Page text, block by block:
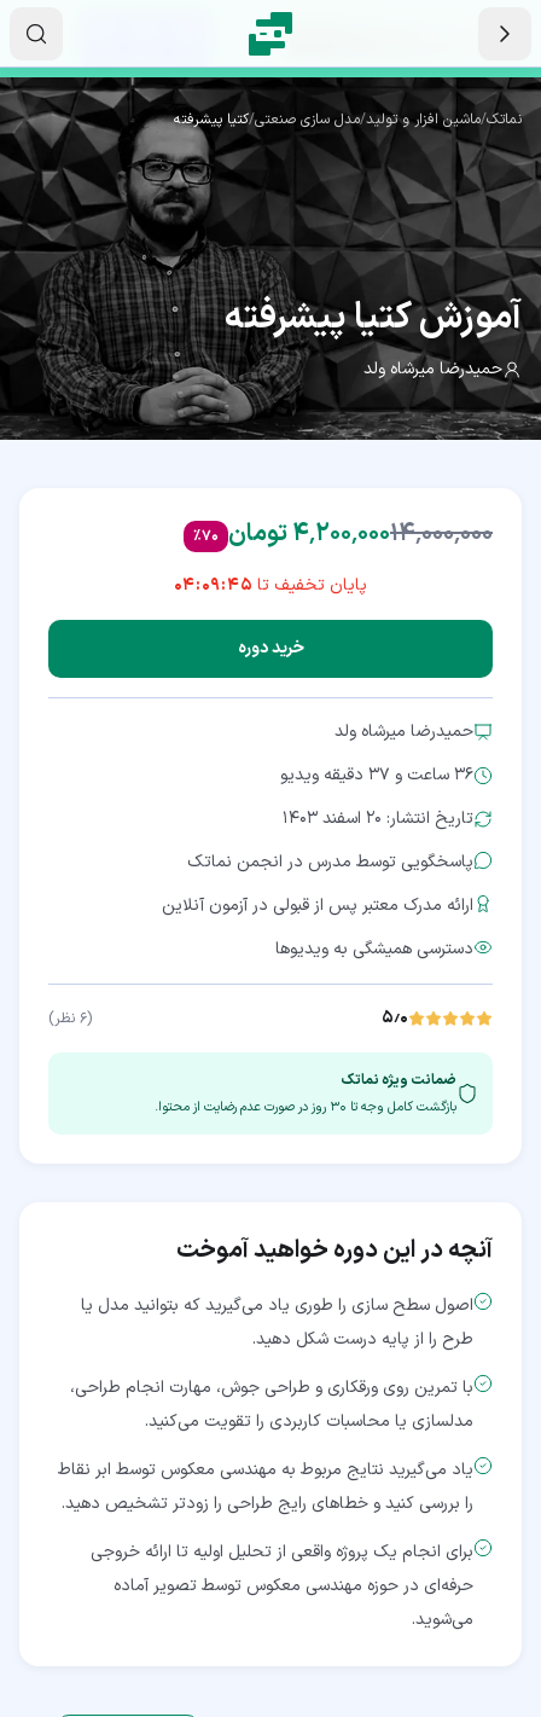
نماتک/ماشین افزار و تولید/مدل سازی صنعتی/کتیا پیشرفته
(ACS)
آموزشکتیا پیشرفته
حمیدرضا میرشاه ولد
۱۴٬۰۰۰٬۰۰۰۴٬۲۰۰٬۰۰۰ تومان %70
پایان تخفیف تا 04:09:44
خرید دوره
حمیدرضا میرشاه ولد
36 ساعت و 37 دقیقه
ویدیو
تاریخ انتشار: ۲۰ اسفند ۱۴۰۳
پاسخگویی توسط مدرس در انجمن نماتک
ارائه مدرک معتبر پس از قبولی در آزمون آنلاین
دسترسی همیشگی به ویدیوها
۵٫۰ (۶ نظر)
ضمانت ویژه نماتک
بازگشت کامل وجه تا ۳۰ روز در صورت عدم رضایت از محتوا.
آنچه در این دوره خواهید آموخت
اصول سطح سازی را طوری یاد می‌گیرید که بتوانید مدل یا
طرح را از پایه درست شکل دهید.
با تمرین روی ورقکاری و طراحی جوش، مهارت انجام طراحی،
مدلسازی یا محاسبات کاربردی را تقویت می‌کنید.
یاد می‌گیرید نتایج مربوط به مهندسی معکوس توسط ابر نقاط
را بررسی کنید و خطاهای رایج طراحی را زودتر تشخیص دهید.
برای انجام یک پروژه واقعی از تحلیل اولیه تا ارائه خروجی
حرفه‌ای در حوزه مهندسی معکوس توسط تصویر آماده
می‌شوید.